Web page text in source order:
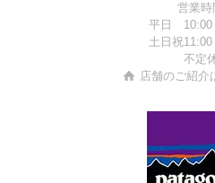
営業時
平日 10:00
土日祝
不定
店舗のご紹介